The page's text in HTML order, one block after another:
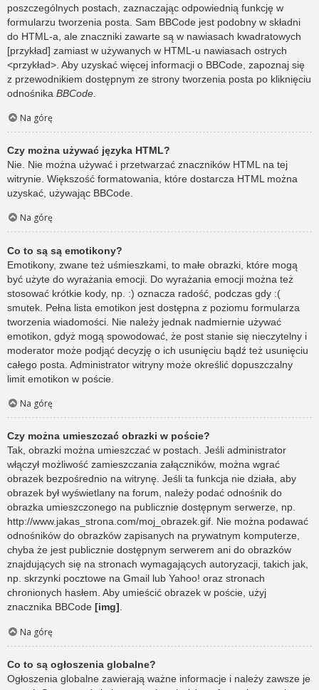
poszczególnych postach, zaznaczając odpowiednią funkcję w
formularzu tworzenia posta. Sam BBCode jest podobny w składni
do HTML-a, ale znaczniki zawarte są w nawiasach kwadratowych
[przykład] zamiast w używanych w HTML-u nawiasach ostrych
<przykład>. Aby uzyskać więcej informacji o BBCode, zapoznaj się
z przewodnikiem dostępnym ze strony tworzenia posta po kliknięciu
odnośnika BBCode
Na górę
Czy można używać języka HTML?
Nie. Nie można używać i przetwarzać znaczników HTML na tej
witrynie. Większość formatowania, które dostarcza HTML można
uzyskać, używając BBCode.
Na górę
Co to są są emotikony?
Emotikony, zwane też uśmieszkami, to małe obrazki, które mogą
być użyte do wyrażania emocji. Do wyrażania emocji można też
stosować krótkie kody, np. :) oznacza radość, podczas gdy :(
smutek. Pełna lista emotikon jest dostępna z poziomu formularza
tworzenia wiadomości. Nie należy jednak nadmiernie używać
emotikon, gdyż mogą spowodować, że post stanie się nieczytelny i
moderator może podjąć decyzję o ich usunięciu bądź też usunięciu
całego posta. Administrator witryny może określić dopuszczalny
limit emotikon w poście.
Na górę
Czy można umieszczać obrazki w poście?
Tak, obrazki można umieszczać w postach. Jeśli administrator
włączył możliwość zamieszczania załączników, można wgrać
obrazek bezpośrednio na witrynę. Jeśli ta funkcja nie działa, aby
obrazek był wyświetlany na forum, należy podać odnośnik do
obrazka umieszczonego na publicznie dostępnym serwerze, np.
http://www.jakas_strona.com/moj_obrazek.gif. Nie można podawać
odnośników do obrazków zapisanych na prywatnym komputerze,
chyba że jest publicznie dostępnym serwerem ani do obrazków
znajdujących się na stronach wymagających autoryzacji, takich jak,
np. skrzynki pocztowe na Gmail lub Yahoo! oraz stronach
chronionych hasłem. Aby umieścić obrazek w poście, użyj
znacznika BBCode [img].
Na górę
Co to są ogłoszenia globalne?
Ogłoszenia globalne zawierają ważne informacje i należy zawsze je